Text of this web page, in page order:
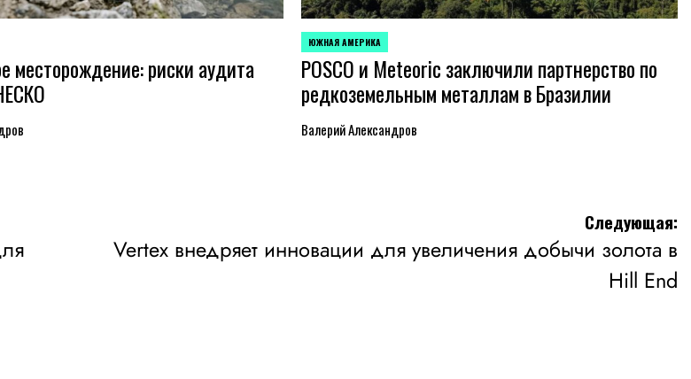
месторождение: риски аудита
ОПУБЛИКОВАНО
В
ЮЖНАЯ АМЕРИКА
POSCO и Meteoric заключили партнерство по
редкоземельным металлам в Бразилии
Валерий Александров
Следующая:
Vertex внедряет инновации для увеличения добычи золота в
Hill End